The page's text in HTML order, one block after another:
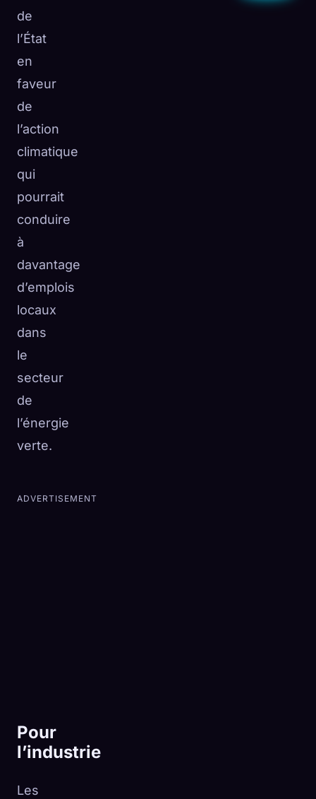
de
l’État
en
faveur
de
l’action
climatique
qui
pourrait
conduire
à
davantage
d’emplois
locaux
dans
le
secteur
de
l’énergie
verte.
ADVERTISEMENT
Pour
l’industrie
Les